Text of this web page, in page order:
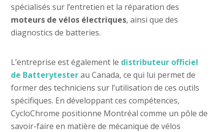
spécialisés sur l’entretien et la réparation des
moteurs de vélos électriques, ainsi que des
diagnostics de batteries.
L’entreprise est également le distributeur officiel
de Batterytesterau Canada, ce qui lui permet de
former des techniciens sur l’utilisation de ces outils
spécifiques. En développant ces compétences,
CycloChrome positionne Montréal comme un pôle de
savoir-faire en matière de mécanique de vélos